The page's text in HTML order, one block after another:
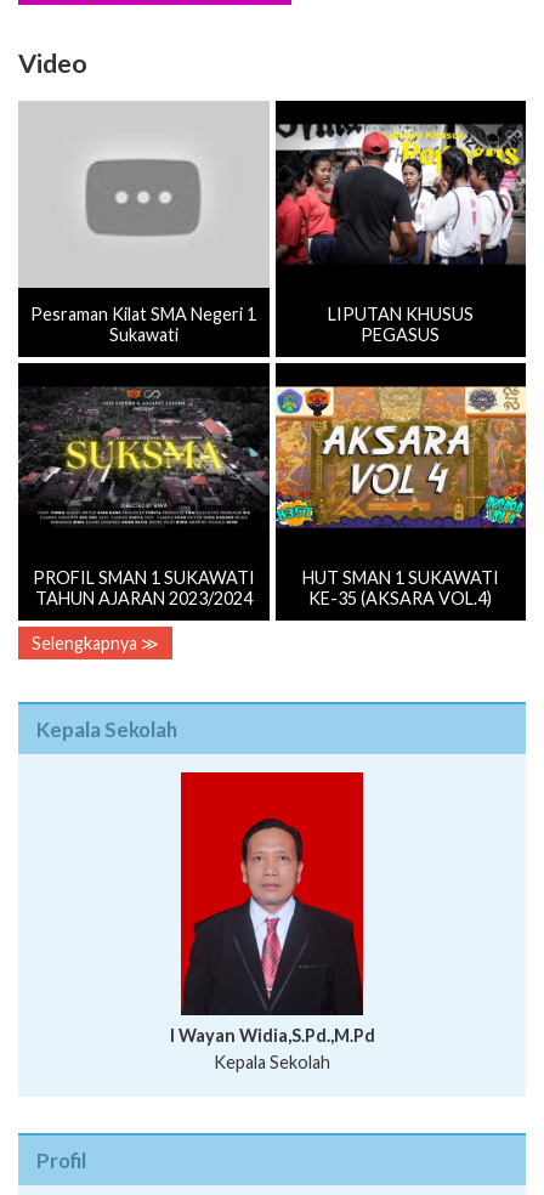
Video
Pesraman Kilat SMA Negeri 1
Sukawati
LIPUTAN KHUSUS
PEGASUS
PROFIL SMAN 1 SUKAWATI
TAHUN AJARAN 2023/2024
HUT SMAN 1 SUKAWATI
KE-35 (AKSARA VOL.4)
Selengkapnya ≫
Kepala Sekolah
I Wayan Widia,S.Pd.,M.Pd
Kepala Sekolah
Profil